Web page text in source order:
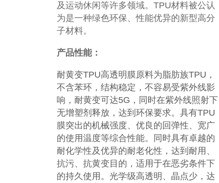
及运动休闲等许多领域。TPU材料被公认
为是一种绿色环保、性能优异的新型高分
子材料。
产品性能：
耐黄变TPU高透明膜原料为脂肪族TPU，
不含苯环，结构稳定，不容易受紫外线影
响，耐黄变可达5G，同时在紫外线照射下
无增塑剂释放，达到环保要求。具有TPU
膜突出的机械强度、优良的回弹性、宽广
的使用温度等综合性能。同时具有卓越的
耐化学性及优异的耐老化性，达到耐用、
抗污、抗黄变目的，适用于在恶劣条件下
的持久使用。光学级高透明、晶点少，达